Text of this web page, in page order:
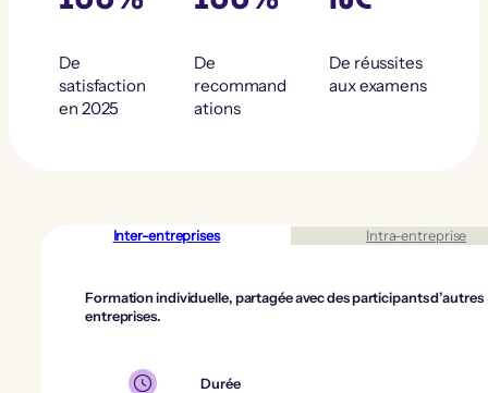
De
satisfaction
en 2025
De
recommand
ations
De réussites
aux examens
Inter-entreprises Intra-entreprise
Formation individuelle, partagée avec des participants d’autres
entreprises.
Durée